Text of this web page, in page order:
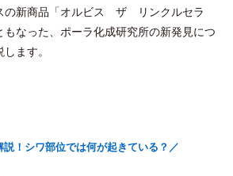
の新商品「オルビス ザ リンクルセラ
もなった、ポーラ化成研究所の新発見につ
ます。
説！シワ部位では何が起きている？／